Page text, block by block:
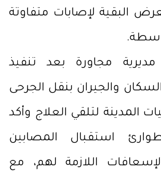
البقية لإصابات متفاوتة
مجاورة بعد تنفيذ
والجيران بنقل الجرحى
المدينة لتلقي العلاج وأكد
استقبال المصابين
اللازمة لهم، مع